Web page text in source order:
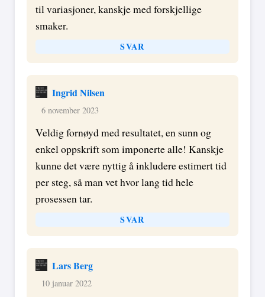
til variasjoner, kanskje med forskjellige
smaker.
SVAR
Ingrid Nilsen
6 november 2023
Veldig fornøyd med resultatet, en sunn og
enkel oppskrift som imponerte alle! Kanskje
kunne det være nyttig å inkludere estimert tid
per steg, så man vet hvor lang tid hele
prosessen tar.
SVAR
Lars Berg
10 januar 2022